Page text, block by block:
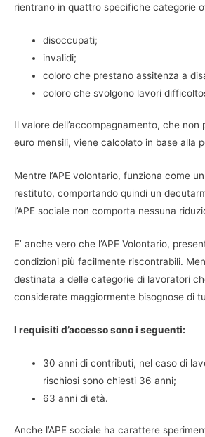
rientrano in quattro specifiche categorie
disoccupati;
invalidi;
coloro che prestano assitenza a
coloro che svolgono lavori
Il valore dell’accompagnamento, che non
euro mensili, viene calcolato in base alla
Mentre l’APE volontario, funziona come
restituto, comportando quindi un
l’APE sociale non comporta nessuna
E’ anche vero che l’APE Volontario,
condizioni più facilmente riscontrabili.
destinata a delle categorie di lavoratori
considerate maggiormente bisognose di
I requisiti d’accesso sono i seguenti:
30 anni di contributi, nel caso di
rischiosi sono chiesti 36 anni;
63 anni di età.
Anche l’APE sociale ha carattere